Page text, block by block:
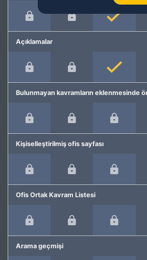
Açıklamalar
Bulunmayan kavramların eklenmesinde
Kişiselleştirilmiş ofis sayfası
Ofis Ortak Kavram Listesi
Arama geçmişi